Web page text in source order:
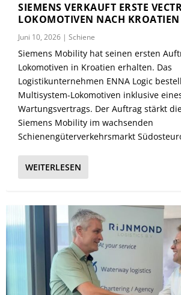
SIEMENS VERKAUFT ERSTE
LOKOMOTIVEN NACH KROATIEN
Juni 10, 2026 |Schiene
Siemens Mobility hat seinen ersten
Lokomotiven in Kroatien erhalten. Das
Logistikunternehmen ENNA Logic
Multisystem-Lokomotiven inklusive
Wartungsvertrags. Der Auftrag stärkt
Siemens Mobility im wachsenden
Schienengüterverkehrsmarkt
WEITERLESEN